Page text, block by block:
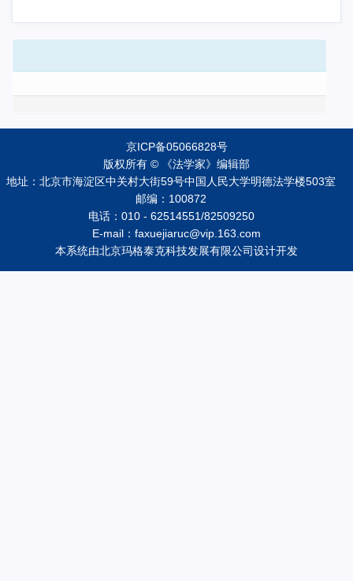
京ICP备05066828号
版权所有 © 《法学家》编辑部
地址：北京市海淀区中关村大街59号中国人民大学明德法学楼503室
邮编：100872
电话：010 - 62514551/82509250
E-mail：faxuejiaruc@vip.163.com
本系统由北京玛格泰克科技发展有限公司设计开发